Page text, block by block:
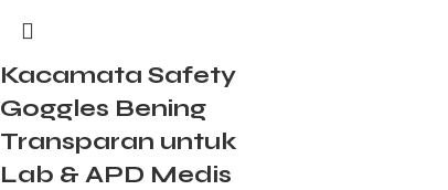
Kacamata Safety
Goggles Bening
Transparan untuk
Lab & APD Medis